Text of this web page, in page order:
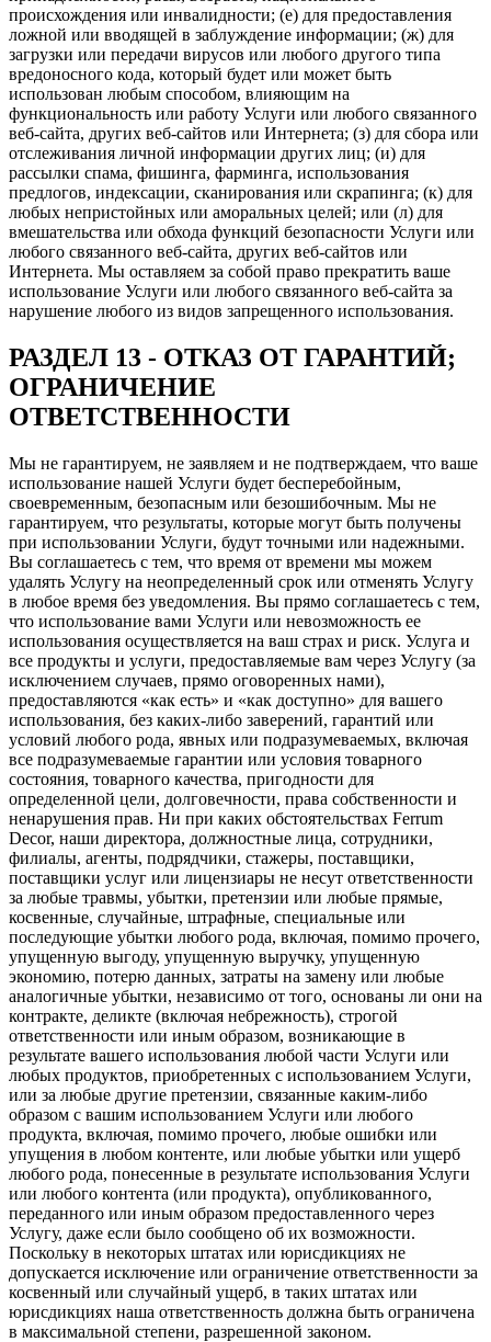
происхождения или инвалидности; (е) для предоставления
ложной или вводящей в заблуждение информации; (ж) для
загрузки или передачи вирусов или любого другого типа
вредоносного кода, который будет или может быть
использован любым способом, влияющим на
функциональность или работу Услуги или любого связанного
веб-сайта, других веб-сайтов или Интернета; (з) для сбора или
отслеживания личной информации других лиц; (и) для
рассылки спама, фишинга, фарминга, использования
предлогов, индексации, сканирования или скрапинга; (к) для
любых непристойных или аморальных целей; или (л) для
вмешательства или обхода функций безопасности Услуги или
любого связанного веб-сайта, других веб-сайтов или
Интернета. Мы оставляем за собой право прекратить ваше
использование Услуги или любого связанного веб-сайта за
нарушение любого из видов запрещенного использования.
РАЗДЕЛ 13 - ОТКАЗ ОТ ГАРАНТИЙ;
ОГРАНИЧЕНИЕ
ОТВЕТСТВЕННОСТИ
Мы не гарантируем, не заявляем и не подтверждаем, что ваше
использование нашей Услуги будет бесперебойным,
своевременным, безопасным или безошибочным. Мы не
гарантируем, что результаты, которые могут быть получены
при использовании Услуги, будут точными или надежными.
Вы соглашаетесь с тем, что время от времени мы можем
удалять Услугу на неопределенный срок или отменять Услугу
в любое время без уведомления. Вы прямо соглашаетесь с тем,
что использование вами Услуги или невозможность ее
использования осуществляется на ваш страх и риск. Услуга и
все продукты и услуги, предоставляемые вам через Услугу (за
исключением случаев, прямо оговоренных нами),
предоставляются «как есть» и «как доступно» для вашего
использования, без каких-либо заверений, гарантий или
условий любого рода, явных или подразумеваемых, включая
все подразумеваемые гарантии или условия товарного
состояния, товарного качества, пригодности для
определенной цели, долговечности, права собственности и
ненарушения прав. Ни при каких обстоятельствах Ferrum
Decor, наши директора, должностные лица, сотрудники,
филиалы, агенты, подрядчики, стажеры, поставщики,
поставщики услуг или лицензиары не несут ответственности
за любые травмы, убытки, претензии или любые прямые,
косвенные, случайные, штрафные, специальные или
последующие убытки любого рода, включая, помимо прочего,
упущенную выгоду, упущенную выручку, упущенную
экономию, потерю данных, затраты на замену или любые
аналогичные убытки, независимо от того, основаны ли они на
контракте, деликте (включая небрежность), строгой
ответственности или иным образом, возникающие в
результате вашего использования любой части Услуги или
любых продуктов, приобретенных с использованием Услуги,
или за любые другие претензии, связанные каким-либо
образом с вашим использованием Услуги или любого
продукта, включая, помимо прочего, любые ошибки или
упущения в любом контенте, или любые убытки или ущерб
любого рода, понесенные в результате использования Услуги
или любого контента (или продукта), опубликованного,
переданного или иным образом предоставленного через
Услугу, даже если было сообщено об их возможности.
Поскольку в некоторых штатах или юрисдикциях не
допускается исключение или ограничение ответственности за
косвенный или случайный ущерб, в таких штатах или
юрисдикциях наша ответственность должна быть ограничена
в максимальной степени, разрешенной законом.